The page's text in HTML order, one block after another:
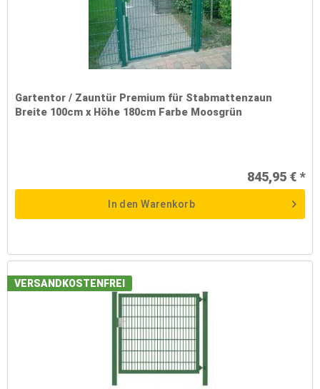
Gartentor / Zauntür Premium für Stabmattenzaun
Breite 100cm x Höhe 180cm Farbe Moosgrün
845,95 € *
In den Warenkorb
VERSANDKOSTENFREI